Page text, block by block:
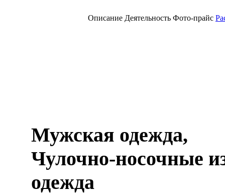
Описание Деятельность Фото-прайс
Мужская одежда,
Чулочно-носочные
одежда